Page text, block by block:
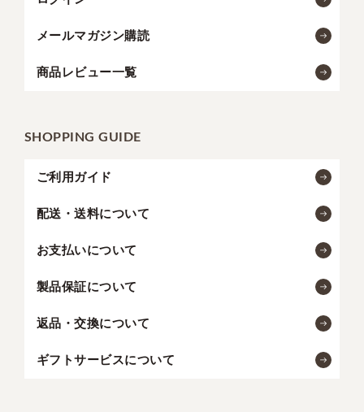
メールマガジン購読
商品レビュー一覧
SHOPPING GUIDE
ご利用ガイド
配送・送料について
お支払いについて
製品保証について
返品・交換について
ギフトサービスについて